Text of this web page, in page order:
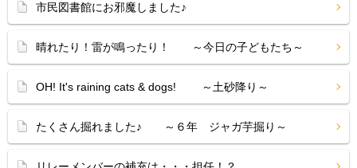
市民図書館にお邪魔しました♪
晴れたり！雷が鳴ったり！ ～今日の子どもたち～
OH! It's raining cats & dogs! ～土砂降り～
たくさん掘れました♪ ～６年 ジャガ芋掘り～